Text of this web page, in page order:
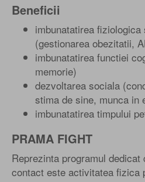
Beneficii
imbunatatirea
(gestionarea obezitatii,
imbunatatirea functiei
memorie)
dezvoltarea sociala
stima de sine, munca in
imbunatatirea timpului
PRAMA FIGHT
Reprezinta programul
contact este activitatea fizica